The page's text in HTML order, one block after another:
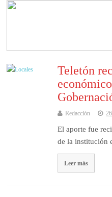
Teletón
Redacción
El aporte fue
de la institución
Leer más